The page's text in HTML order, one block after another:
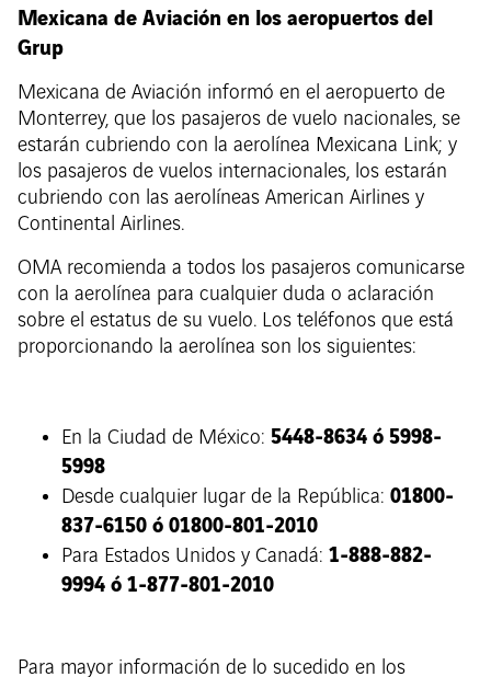
Mexicana de Aviación en los aeropuertos del
Grup
Mexicana de Aviación informó en el aeropuerto de
Monterrey, que los pasajeros de vuelo nacionales, se
estarán cubriendo con la aerolínea Mexicana Link; y
los pasajeros de vuelos internacionales, los estarán
cubriendo con las aerolíneas American Airlines y
Continental Airlines.
OMA recomienda a todos los pasajeros comunicarse
con la aerolínea para cualquier duda o aclaración
sobre el estatus de su vuelo. Los teléfonos que está
proporcionando la aerolínea son los siguientes:
En la Ciudad de México: 5448-8634 ó 5998-
5998
Desde cualquier lugar de la República: 01800-
837-6150 ó 01800-801-2010
Para Estados Unidos y Canadá: 1-888-882-
9994 ó 1-877-801-2010
Para mayor información de lo sucedido en los